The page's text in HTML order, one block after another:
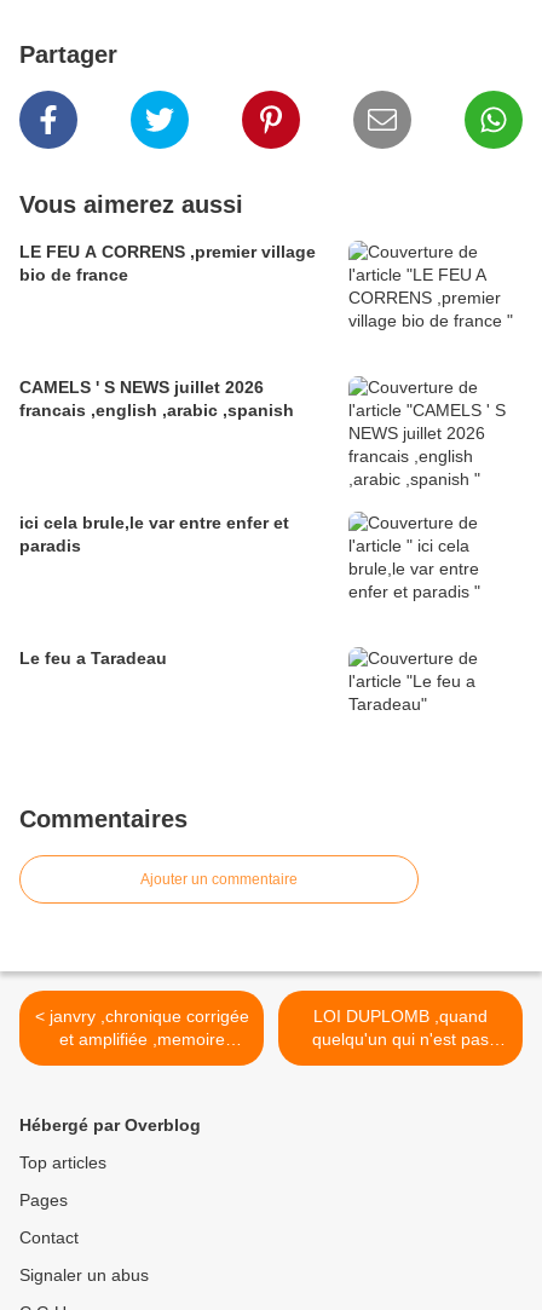
Partager
Vous aimerez aussi
LE FEU A CORRENS ,premier village
bio de france
CAMELS ' S NEWS juillet 2026
francais ,english ,arabic ,spanish
ici cela brule,le var entre enfer et
paradis
Le feu a Taradeau
Commentaires
Ajouter un commentaire
< janvry ,chronique corrigée
et amplifiée ,memoire
personnelle tres subjective
LOI DUPLOMB ,quand
quelqu'un qui n'est pas
agriculteur ni lobbyiste
Hébergé par Overblog
Top articles
Pages
Contact
Signaler un abus